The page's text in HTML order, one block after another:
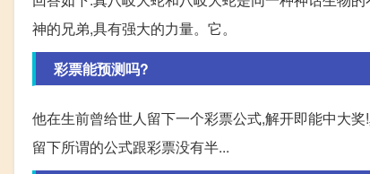
神的兄弟,具有强大的力量。它。
彩票能预测吗?
他在生前曾给世人留下一个彩票公式,解开即能中大
留下所谓的公式跟彩票没有半...